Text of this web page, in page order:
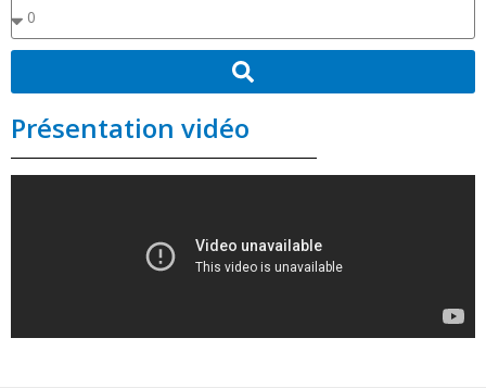
Présentation vidéo